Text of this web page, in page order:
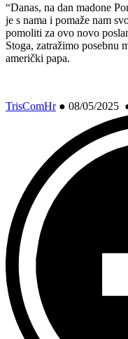
“Danas, na dan madone
je s nama i pomaže nam
pomoliti za ovo novo
Stoga, zatražimo posebnu
američki papa.
TrisComHr● 08/05/2025